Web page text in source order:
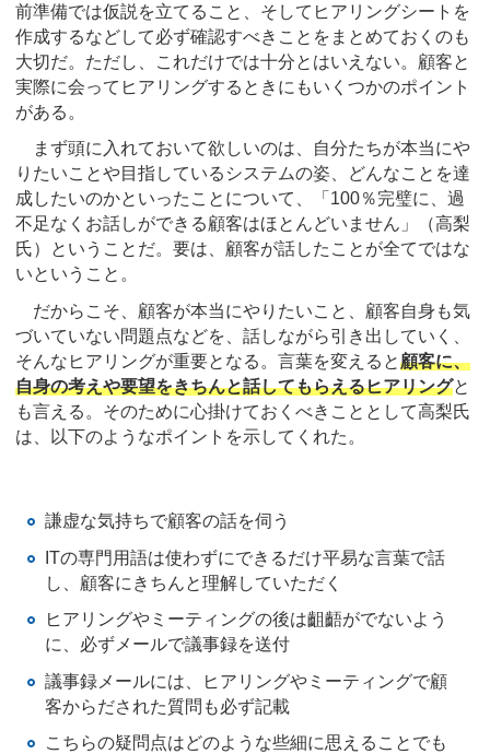
前準備では仮説を立てること、そしてヒアリングシートを
作成するなどして必ず確認すべきことをまとめておくのも
大切だ。ただし、これだけでは十分とはいえない。顧客と
実際に会ってヒアリングするときにもいくつかのポイント
がある。
まず頭に入れておいて欲しいのは、自分たちが本当にや
りたいことや目指しているシステムの姿、どんなことを達
成したいのかといったことについて、「100％完璧に、過
不足なくお話しができる顧客はほとんどいません」（高梨
氏）ということだ。要は、顧客が話したことが全てではな
いということ。
だからこそ、顧客が本当にやりたいこと、顧客自身も気
づいていない問題点などを、話しながら引き出していく、
そんなヒアリングが重要となる。言葉を変えると顧客に、
自身の考えや要望をきちんと話してもらえるヒアリングと
も言える。そのために心掛けておくべきこととして高梨氏
は、以下のようなポイントを示してくれた。
謙虚な気持ちで顧客の話を伺う
ITの専門用語は使わずにできるだけ平易な言葉で話
し、顧客にきちんと理解していただく
ヒアリングやミーティングの後は齟齬がでないよう
に、必ずメールで議事録を送付
議事録メールには、ヒアリングやミーティングで顧
客からだされた質問も必ず記載
こちらの疑問点はどのような些細に思えることでも